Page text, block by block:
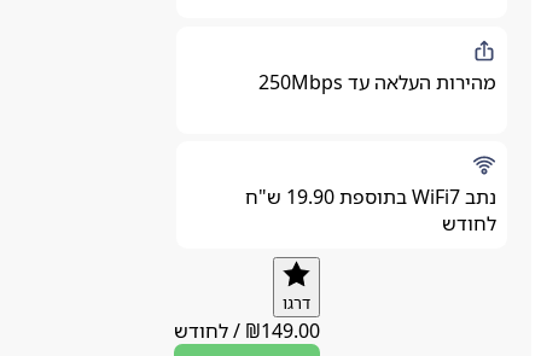
מהירות העלאה עד 250Mbps
נתב WiFi7 בתוספת 19.90 ש"ח
לחודש
₪149.00
/לחודש